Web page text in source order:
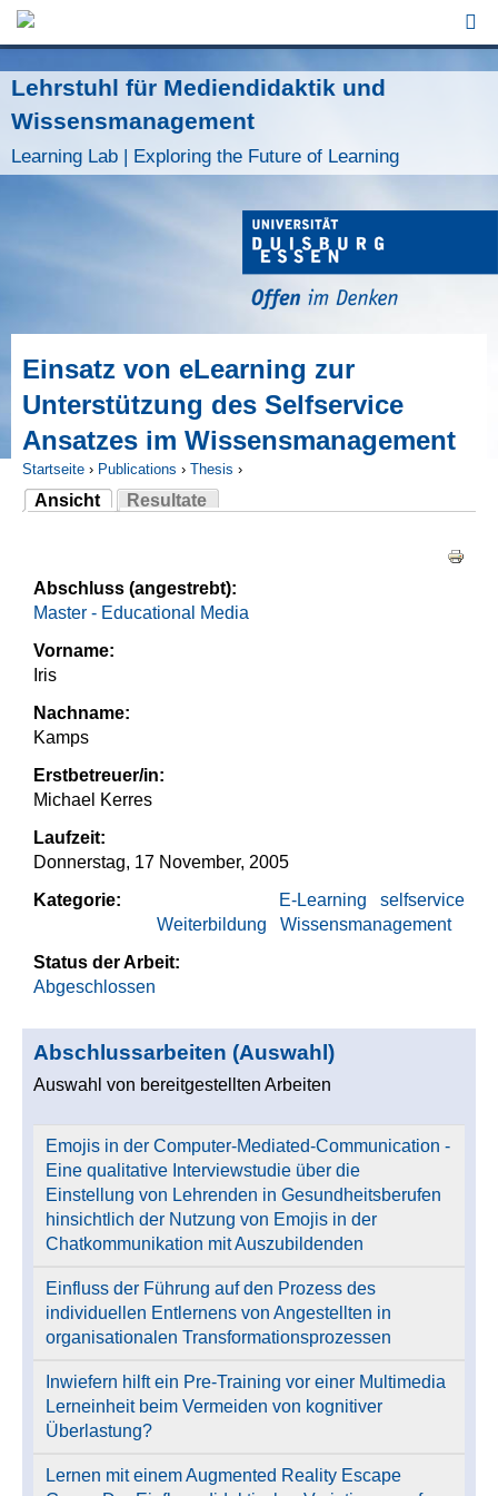
Lehrstuhl für Mediendidaktik und
Wissensmanagement
Learning Lab | Exploring the Future of Learning
Einsatz von eLearning zur
Unterstützung des Selfservice
Ansatzes im Wissensmanagement
Sie sind hier
Startseite › Publications › Thesis ›
Ansicht
(aktiver Reiter)
Resultate
Abschluss (angestrebt):
Master - Educational Media
Vorname:
Iris
Nachname:
Kamps
Erstbetreuer/in:
Michael Kerres
Laufzeit:
Donnerstag, 17 November, 2005
Kategorie:
selfservice
E-Learning
Wissensmanagement
Weiterbildung
Status der Arbeit:
Abgeschlossen
Abschlussarbeiten (Auswahl)
Auswahl von bereitgestellten Arbeiten
Emojis in der Computer-Mediated-Communication -
Eine qualitative Interviewstudie über die
Einstellung von Lehrenden in Gesundheitsberufen
hinsichtlich der Nutzung von Emojis in der
Chatkommunikation mit Auszubildenden
Einfluss der Führung auf den Prozess des
individuellen Entlernens von Angestellten in
organisationalen Transformationsprozessen
Inwiefern hilft ein Pre-Training vor einer Multimedia
Lerneinheit beim Vermeiden von kognitiver
Überlastung?
Lernen mit einem Augmented Reality Escape